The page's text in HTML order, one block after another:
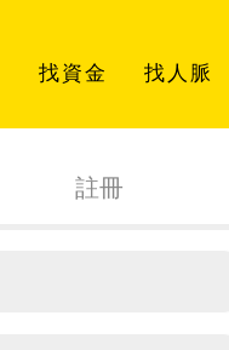
找資金 找人脈
註冊